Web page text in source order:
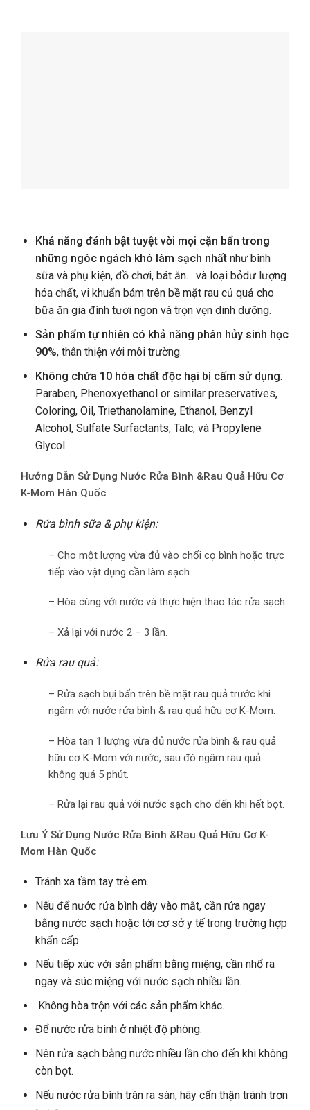
Khả năng đánh bật tuyệt vời mọi cặn bẩn trong
những ngóc ngách khó làm sạch nhất như bình
sữa và phụ kiện, đồ chơi, bát ăn… và loại bỏdư lượng
hóa chất, vi khuẩn bám trên bề mặt rau củ quả cho
bữa ăn gia đình tươi ngon và trọn vẹn dinh dưỡng.
Sản phẩm tự nhiên có khả năng phân hủy sinh học
90%, thân thiện với môi trường.
Không chứa 10 hóa chất độc hại bị cấm sử dụng:
Paraben, Phenoxyethanol or similar preservatives,
Coloring, Oil, Triethanolamine, Ethanol, Benzyl
Alcohol, Sulfate Surfactants, Talc, và Propylene
Glycol.
Hướng Dẫn Sử Dụng Nước Rửa Bình &Rau Quả Hữu Cơ
K-Mom Hàn Quốc
Rửa bình sữa & phụ kiện:
– Cho một lượng vừa đủ vào chổi cọ bình hoặc trực
tiếp vào vật dụng cần làm sạch.
– Hòa cùng với nước và thực hiện thao tác rửa sạch.
– Xả lại với nước 2 – 3 lần.
Rửa rau quả:
– Rửa sạch bụi bẩn trên bề mặt rau quả trước khi
ngâm với nước rửa bình & rau quả hữu cơ K-Mom.
– Hòa tan 1 lượng vừa đủ nước rửa bình & rau quả
hữu cơ K-Mom với nước, sau đó ngâm rau quả
không quá 5 phút.
– Rửa lại rau quả với nước sạch cho đến khi hết bọt.
Lưu Ý Sử Dụng Nước Rửa Bình &Rau Quả Hữu Cơ K-
Mom Hàn Quốc
Tránh xa tầm tay trẻ em.
Nếu để nước rửa bình dây vào mắt, cần rửa ngay
bằng nước sạch hoặc tới cơ sở y tế trong trường hợp
khẩn cấp.
Nếu tiếp xúc với sản phẩm bằng miệng, cần nhổ ra
ngay và súc miệng với nước sạch nhiều lần.
Không hòa trộn với các sản phẩm khác.
Để nước rửa bình ở nhiệt độ phòng.
Nên rửa sạch bằng nước nhiều lần cho đến khi không
còn bọt.
Nếu nước rửa bình tràn ra sàn, hãy cẩn thận tránh trơn